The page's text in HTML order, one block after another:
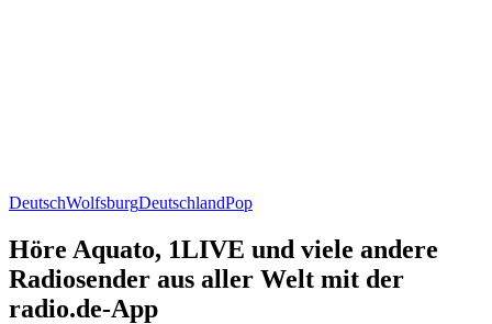
DeutschWolfsburgDeutschlandPop
Höre Aquato, 1LIVE und viele andere
Radiosender aus aller Welt mit der
radio.de-App